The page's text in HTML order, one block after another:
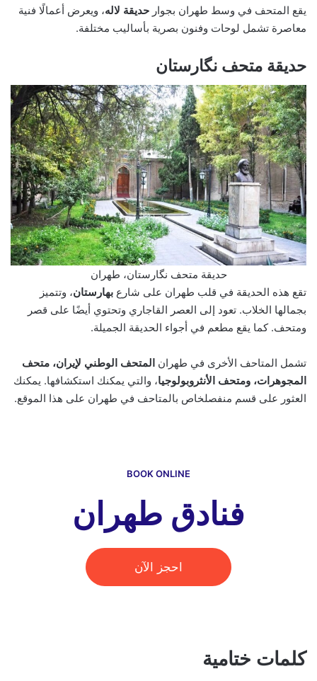
يقع المتحف في وسط طهران بجوار حديقة لاله، ويعرض أعمالًا فنية
معاصرة تشمل لوحات وفنون بصرية بأساليب مختلفة.
حديقة متحف نگارستان
حديقة متحف نگارستان، طهران
تقع هذه الحديقة في قلب طهران على شارع بهارستان، وتتميز
بجمالها الخلاب. تعود إلى العصر القاجاري وتحتوي أيضًا على قصر
ومتحف. كما يقع مطعم في أجواء الحديقة الجميلة.
تشمل المتاحف الأخرى في طهران المتحف الوطني لإيران، متحف
المجوهرات، ومتحف الأنثروبولوجيا، والتي يمكنك استكشافها. يمكنك
العثور على قسم منفصلخاص بالمتاحف في طهران على هذا الموقع.
BOOK ONLINE
فنادق طهران
احجز الآن
كلمات ختامية